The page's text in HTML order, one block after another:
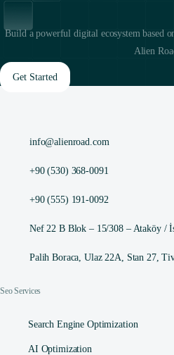
Build a powerful digital ecosystem based
Alien
Get Started
info@alienroad.com
+90 (530) 368-0091
+90 (555) 191-0092
Nef 22 B Blok – 15/308 – Ataköy /
Palih Boraca, Ulaz 22A, Stan 27,
Seo Services
Search Engine Optimization
AI Optimization